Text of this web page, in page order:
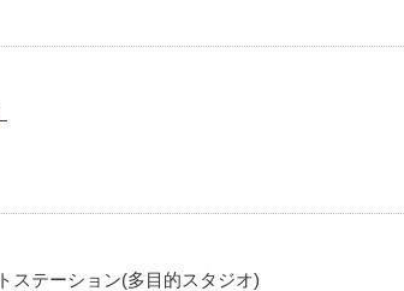
テーション(多目的スタジオ)